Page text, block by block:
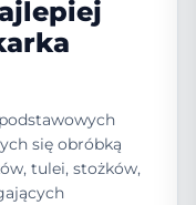
się obróbką
tulei, stożków,